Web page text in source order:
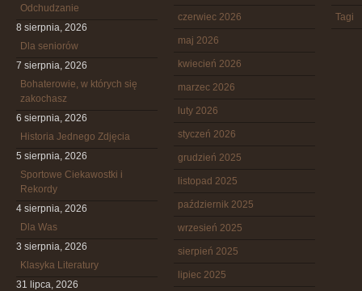
Odchudzanie
8 sierpnia, 2026
Dla seniorów
7 sierpnia, 2026
Bohaterowie, w których się
zakochasz
6 sierpnia, 2026
Historia Jednego Zdjęcia
5 sierpnia, 2026
Sportowe Ciekawostki i
Rekordy
4 sierpnia, 2026
Dla Was
3 sierpnia, 2026
Klasyka Literatury
31 lipca, 2026
czerwiec 2026
maj 2026
kwiecień 2026
marzec 2026
luty 2026
styczeń 2026
grudzień 2025
listopad 2025
październik 2025
wrzesień 2025
sierpień 2025
lipiec 2025
Tagi